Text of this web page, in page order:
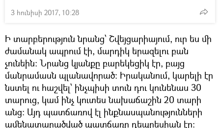
3 հունիսի 2017, 10:28
Ի տարբերություն նրանց՝ Շվեյցարիայում, ուր ես մի
ժամանակ ապրում էի, մարդիկ երազելու բան
չունեին։ Նրանց կյանքը բարեկեցիկ էր, բայց
մանրամասն պլանավորած։ Իրականում, կարելի էր
նստել ու հաշվել՝ ինչպիսի տուն դու կունենաս 30
տարուց, կամ ինչ կուտես նախաճաշին 20 տարի
անց։ Այդ պատճառով էլ ինքնասպանությունների
ամենատարածված պատճառը դեպրեսիան էր։